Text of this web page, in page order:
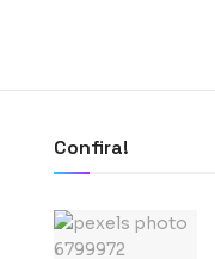
Confira!